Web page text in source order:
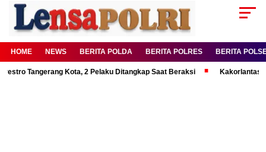
HOME NEWS BERITA POLDA BERITA POLRES BERITA
Tangerang Kota, 2 Pelaku Ditangkap Saat Beraksi Kakorlantas